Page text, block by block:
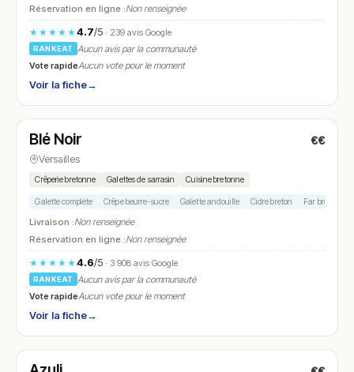
Réservation en ligne :Non renseignée
★★★★★4.7/5· 239 avis Google
RANKEAT
Aucun avis par la communauté
Vote rapideAucun vote pour le moment
Voir la fiche→
N° 19
Blé Noir €€
Versailles
Crêperie bretonne Galettes de sarrasin Cuisine bretonne
Galette complète Crêpe beurre-sucre Galette andouille Cidre breton Far breton
Livraison :Non renseignée
Réservation en ligne :Non renseignée
★★★★★4.6/5· 3 908 avis Google
RANKEAT
Aucun avis par la communauté
Vote rapideAucun vote pour le moment
Voir la fiche→